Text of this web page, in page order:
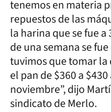
tenemos en materia
repuestos de las
la harina que se fue a
de una semana se
tuvimos que tomar
el pan de $360 a
noviembre”, dijo
sindicato de Merlo.